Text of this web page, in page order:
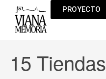
PROYECTO
15 Tiendas